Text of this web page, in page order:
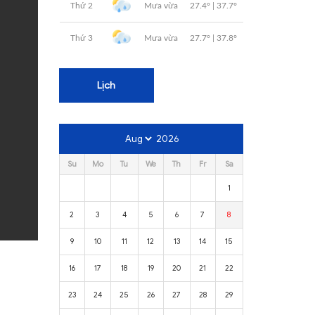
Lịch
2026
Su Mo Tu We Th Fr Sa
1
2 3 4 5 6 7 8
9 10 11 12 13 14 15
16 17 18 19 20 21 22
23 24 25 26 27 28 29